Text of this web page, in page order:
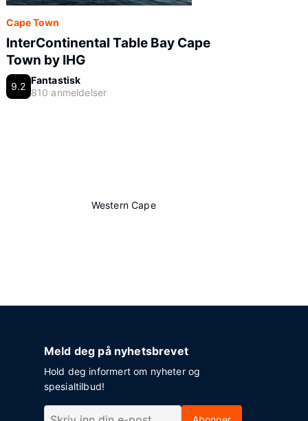
Cape Town
InterContinental Table Bay Cape
Town by IHG
9.2
Fantastisk
810 anmeldelser
Western Cape
Meld deg på nyhetsbrevet
Hold deg informert om nyheter og
spesialtilbud!